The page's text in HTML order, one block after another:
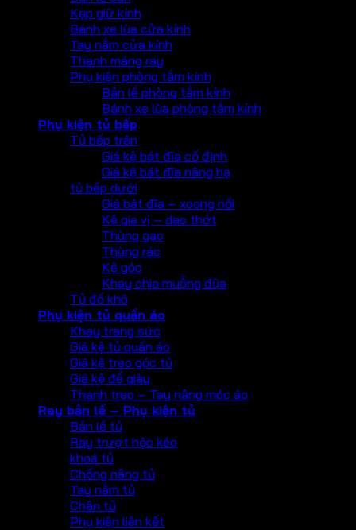
Kẹp giữ kính
Bánh xe lùa cửa kính
Tay nắm cửa kính
Thanh máng ray
Phụ kiện phòng tắm kính
Bản lề phòng tắm kính
Bánh xe lùa phòng tắm kính
Phụ kiện tủ bếp
Tủ bếp trên
Giá kệ bát đĩa cố định
Giá kệ bát đĩa nâng hạ
tủ bếp dưới
Giá bát đĩa – xoong nồi
Kệ gia vị – dao thớt
Thùng gạo
Thùng rác
Kệ góc
Khay chia muỗng đũa
Tủ đồ khô
Phụ kiện tủ quần áo
Khay trang sức
Giá kệ tủ quần áo
Giá kệ treo góc tủ
Giá kệ để giày
Thanh treo – Tay nâng móc áo
Ray bản lề – Phụ kiện tủ
Bản lề tủ
Ray trượt hộc kéo
khoá tủ
Chống nâng tủ
Tay nắm tủ
Chân tủ
Phụ kiện liên kết